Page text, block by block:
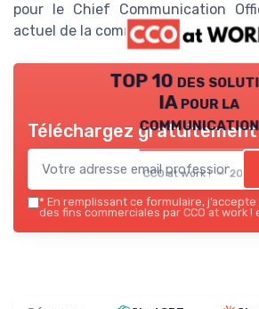
pour le Chief Communication
actuel de la communication
TOP 10 des
IA pour la
communication
CCO at work ! — 2026
Téléchargez
* En remplissant ce formulaire,
des fins commerciales par CCO at work